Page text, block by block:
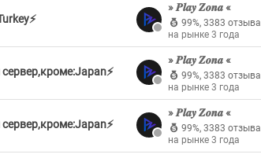
» 𝑷𝒍𝒂𝒚 𝒁𝒐𝒏𝒂 «
99%, 3383 отзыва
на рынке 3 года
» 𝑷𝒍𝒂𝒚 𝒁𝒐𝒏𝒂 «
99%, 3383 отзыва
на рынке 3 года
» 𝑷𝒍𝒂𝒚 𝒁𝒐𝒏𝒂 «
99%, 3383 отзыва
на рынке 3 года